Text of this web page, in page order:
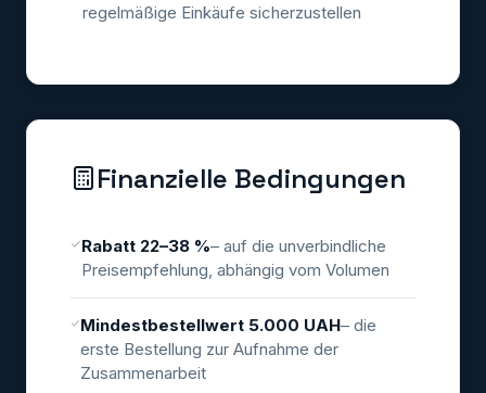
regelmäßige Einkäufe sicherzustellen
Finanzielle Bedingungen
Rabatt 22–38 %– auf die unverbindliche
Preisempfehlung, abhängig vom Volumen
Mindestbestellwert 5.000 UAH– die
erste Bestellung zur Aufnahme der
Zusammenarbeit